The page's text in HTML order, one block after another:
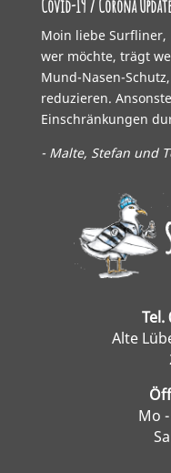
Covid-19 / Corona Update
Moin liebe Surfliner,
wer möchte, trägt
Mund-Nasen-
reduzieren.
Einschränkungen
- Malte, Stefan und
Tel.
Alte
Mo